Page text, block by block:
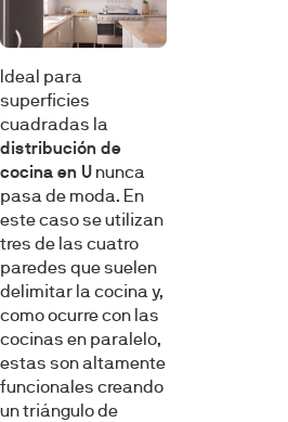
Ideal para
superficies
cuadradas la
distribución de
cocina en U nunca
pasa de moda. En
este caso se utilizan
tres de las cuatro
paredes que suelen
delimitar la cocina y,
como ocurre con las
cocinas en paralelo,
estas son altamente
funcionales creando
un triángulo de